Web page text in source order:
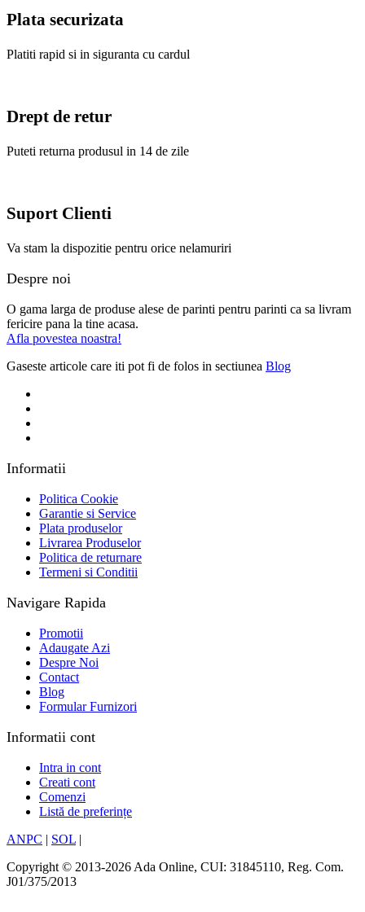
Plata securizata
Platiti rapid si in siguranta cu cardul
Drept de retur
Puteti returna produsul in 14 de zile
Suport Clienti
Va stam la dispozitie pentru orice nelamuriri
Despre noi
O gama larga de produse alese de parinti pentru parinti ca sa livram
fericire pana la tine acasa.
Afla povestea noastra!
Gaseste articole care iti pot fi de folos in sectiunea Blog
Informatii
Politica Cookie
Garantie si Service
Plata produselor
Livrarea Produselor
Politica de returnare
Termeni si Conditii
Navigare Rapida
Promotii
Adaugate Azi
Despre Noi
Contact
Blog
Formular Furnizori
Informatii cont
Intra in cont
Creati cont
Comenzi
Listă de preferințe
ANPC | SOL |
Copyright © 2013-2026 Ada Online, CUI: 31845110, Reg. Com.
J01/375/2013